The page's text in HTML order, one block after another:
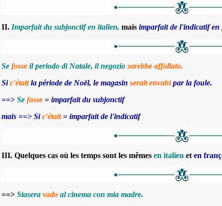
II. Imparfait du subjonctif en italien, mais imparfait de l'indicatif en
Se fosse il periodo di Natale, il negozio sarebbe affollato.
Sic'étaitla période de Noël, le magasin serait envahipar la foule.
==> Se fosse = imparfait du subjonctif
mais ==> Sic'était= imparfait de l'indicatif
III. Quelques cas où les temps sont les mêmes en italien et en
==> Stasera vado al cinema con mia madre.